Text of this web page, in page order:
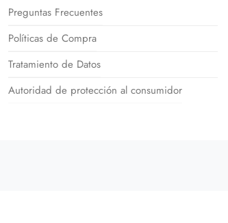
Preguntas Frecuentes
Políticas de Compra
Tratamiento de Datos
Autoridad de protección al consumidor